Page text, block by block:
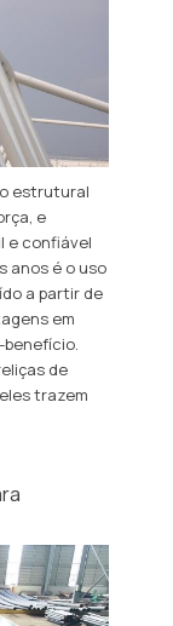
estrutural
e
e confiável
anos é o uso
a partir de
em
de
trazem